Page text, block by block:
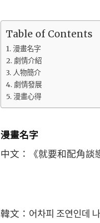
Table of Contents
漫畫名字
劇情介紹
人物簡介
劇情發展
漫畫心得
漫畫名字
中文：《就要和配角談
韓文：어차피 조연인데